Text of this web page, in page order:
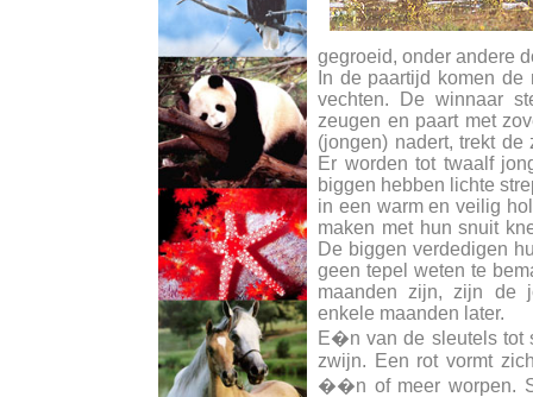
gegroeid, onder andere
In de paartijd komen
vechten. De winnaar
zeugen en paart met
(jongen) nadert, trekt
Er worden tot twaalf
biggen hebben lichte
in een warm en veilig
maken met hun snuit
De biggen verdedigen
geen tepel weten te
maanden zijn, zijn de
enkele maanden later.
E�n van de sleutels tot
zwijn. Een rot vormt
��n of meer worpen.